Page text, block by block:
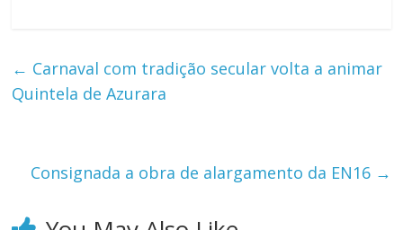
← Carnaval com tradição secular volta a animar
Quintela de Azurara
Consignada a obra de alargamento da EN16 →